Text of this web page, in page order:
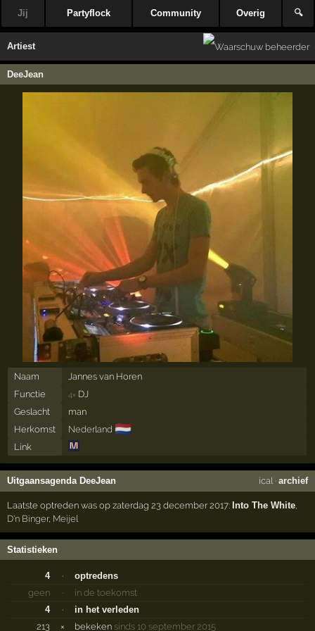
Jij Partyflock Community Overig 🔍
Artiest
DeeJean
Naam
Jannes van Horen
Functie
4× DJ
Geslacht
man
Herkomst
Nederland 🇳🇱
Link
Uitgaansagenda DeeJean ical· archief
Laatste optreden was op zaterdag 23 december 2017: Into The White
D'n Binger, Meijel
Statistieken
4 ·
optredens
geen
·
in de toekomst
4
·
in het verleden
213
× bekeken sinds 10 september 2015